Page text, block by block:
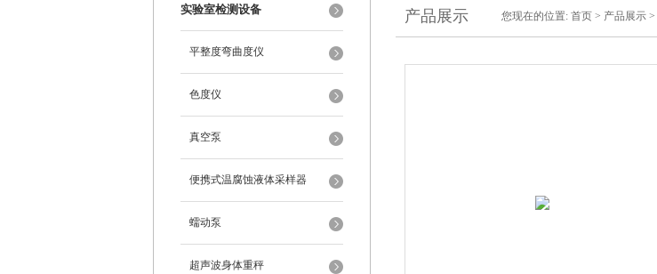
实验室检测设备
平整度弯曲度仪
色度仪
真空泵
便携式温腐蚀液体采样器
蠕动泵
超声波身体重秤
产品展示 您现在的位置: 首页 > 产品展示 >